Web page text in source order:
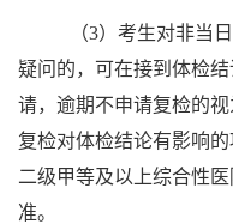
（3）考生对非当
疑问的，可在接到体检
请，逾期不申请复检的
复检对体检结论有影响
二级甲等及以上综合性
准。